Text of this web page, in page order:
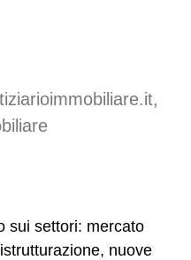
sui settori: mercato
nuove